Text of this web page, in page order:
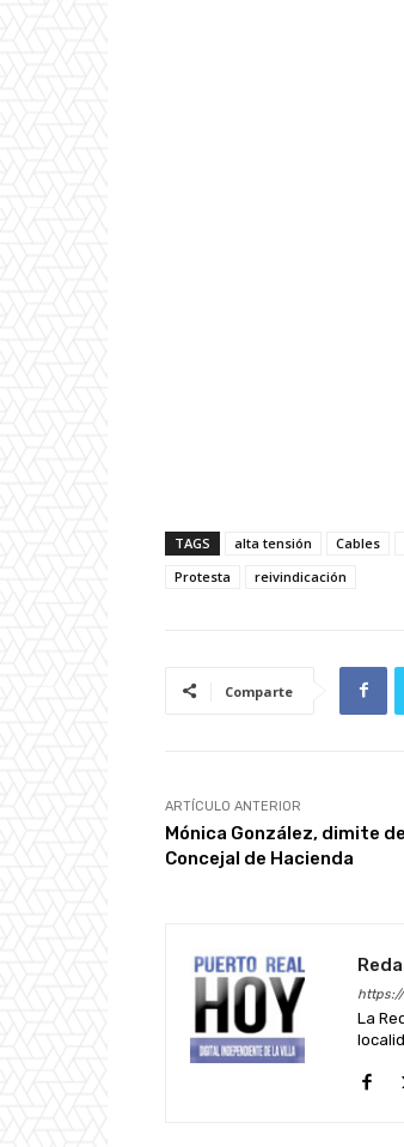
TAGS alta tensión Cables
Protesta
reivindicación
Comparte
ARTÍCULO ANTERIOR
Mónica González, dimite
Concejal de Hacienda
La